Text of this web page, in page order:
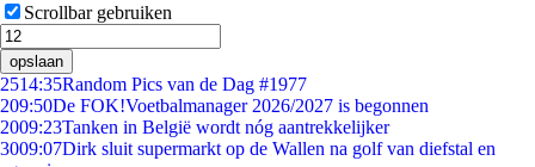
Scrollbar gebruiken
opslaan
2514:35Random Pics van de Dag #1977
209:50De FOK!Voetbalmanager 2026/2027 is begonnen
2009:23Tanken in België wordt nóg aantrekkelijker
3009:07Dirk sluit supermarkt op de Wallen na golf van diefstal en